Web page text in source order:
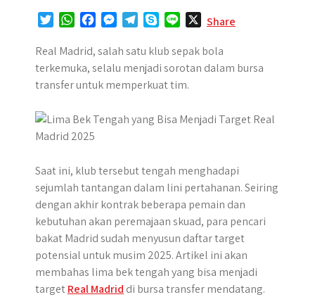
i
t
t
r
W
a
t
s
p
p
c
e
b
o
k
s
s
e
e
l
e
g
m
y
p
e
n
e
Share
Real Madrid, salah satu klub sepak bola
terkemuka, selalu menjadi sorotan dalam bursa
transfer untuk memperkuat tim.
Saat ini, klub tersebut tengah menghadapi
sejumlah tantangan dalam lini pertahanan. Seiring
dengan akhir kontrak beberapa pemain dan
kebutuhan akan peremajaan skuad, para pencari
bakat Madrid sudah menyusun daftar target
potensial untuk musim 2025. Artikel ini akan
membahas lima bek tengah yang bisa menjadi
targetReal Madrid di bursa transfer mendatang.